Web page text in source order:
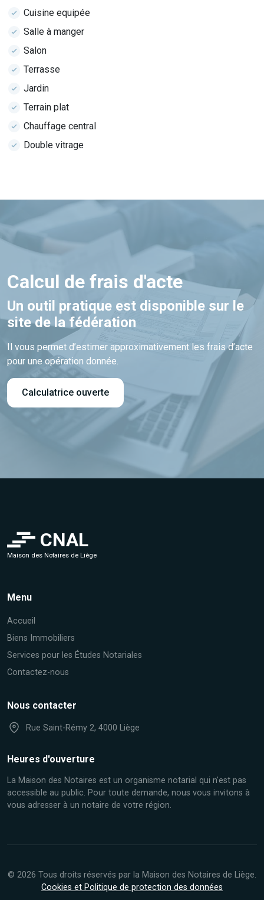
Cuisine equipée
Salle à manger
Salon
Terrasse
Jardin
Terrain plat
Chauffage central
Double vitrage
Calcul de frais d'acte
Un outil pratique est disponible sur le
site de la fédération
Il vous permet d’estimer approximativement les frais d’acte
pour une opération donnée.
Calculatrice ouverte
CNAL
Maison des Notaires de Liège
Menu
Accueil
Biens Immobiliers
Services pour les Études Notariales
Contactez-nous
Nous contacter
Rue Saint-Rémy 2, 4000 Liège
Heures d'ouverture
La Maison des Notaires est un organisme notarial qui n'est pas
accessible au public. Pour toute demande, nous vous invitons à
vous adresser à un notaire de votre région.
© 2026 Tous droits réservés par la Maison des Notaires de Liège.
Cookies et Politique de protection des données